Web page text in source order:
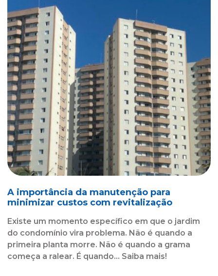
A importância da manutenção para
minimizar custos com revitalização
Existe um momento específico em que o jardim
do condomínio vira problema. Não é quando a
primeira planta morre. Não é quando a grama
começa a ralear. É quando... Saiba mais!